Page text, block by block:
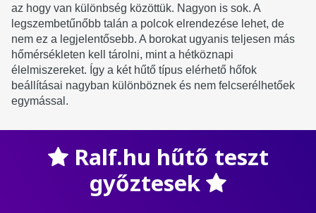
az hogy van különbség közöttük. Nagyon is sok. A
legszembetűnőbb talán a polcok elrendezése lehet, de
nem ez a legjelentősebb. A borokat ugyanis teljesen más
hőmérsékleten kell tárolni, mint a hétköznapi
élelmiszereket. Így a két hűtő típus elérhető hőfok
beállításai nagyban különböznek és nem felcserélhetőek
egymással.
Ralf.hu hűtő teszt
győztesek